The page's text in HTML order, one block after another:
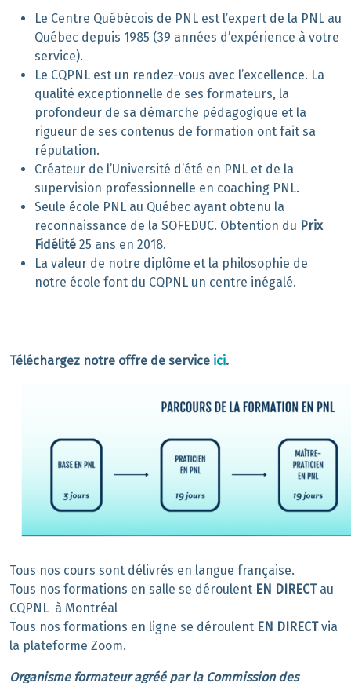
Le Centre Québécois de PNL est l’expert de la PNL au
Québec depuis 1985 (39 années d’expérience à votre
service).
Le CQPNL est un rendez-vous avec l’excellence. La
qualité exceptionnelle de ses formateurs, la
profondeur de sa démarche pédagogique et la
rigueur de ses contenus de formation ont fait sa
réputation.
Créateur de l’Université d’été en PNL et de la
supervision professionnelle en coaching PNL.
Seule école PNL au Québec ayant obtenu la
reconnaissance de la SOFEDUC. Obtention du Prix
Fidélité 25 ans en 2018.
La valeur de notre diplôme et la philosophie de
notre école font du CQPNL un centre inégalé.
Téléchargez notre offre de service ici.
Tous nos cours sont délivrés en langue française.
Tous nos formations en salle se déroulent EN DIRECTau
CQPNL à Montréal
Tous nos formations en ligne se déroulent EN DIRECTvia
la plateforme Zoom.
Organisme formateur agréé par la Commission des